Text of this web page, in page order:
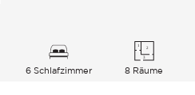
6 Schlafzimmer 8 Räume